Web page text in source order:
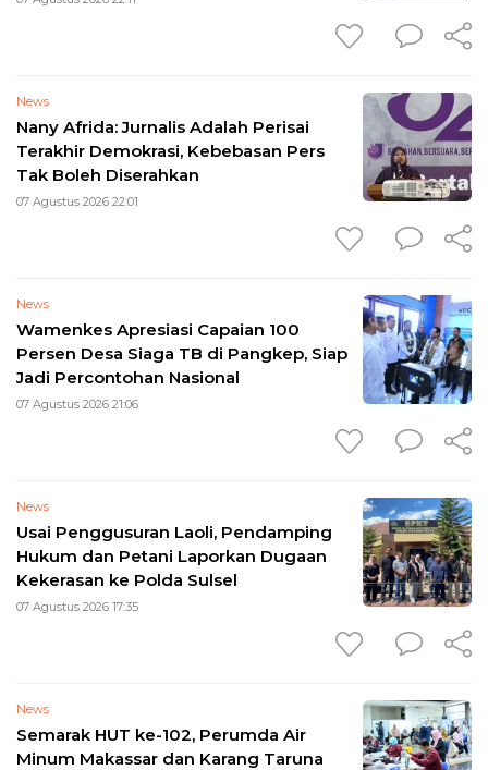
News
Nany Afrida: Jurnalis Adalah Perisai
Terakhir Demokrasi, Kebebasan Pers
Tak Boleh Diserahkan
07 Agustus 2026 22:01
News
Wamenkes Apresiasi Capaian 100
Persen Desa Siaga TB di Pangkep, Siap
Jadi Percontohan Nasional
07 Agustus 2026 21:06
News
Usai Penggusuran Laoli, Pendamping
Hukum dan Petani Laporkan Dugaan
Kekerasan ke Polda Sulsel
07 Agustus 2026 17:35
News
Semarak HUT ke-102, Perumda Air
Minum Makassar dan Karang Taruna